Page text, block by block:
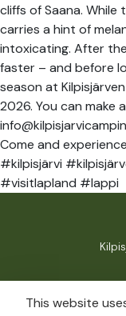
cliffs of Saana.
carries a hint of
intoxicating. After
faster – and before
season at
2026. You can make
Come and
#kilpisjärvi
#visitlapland #lappi
This website